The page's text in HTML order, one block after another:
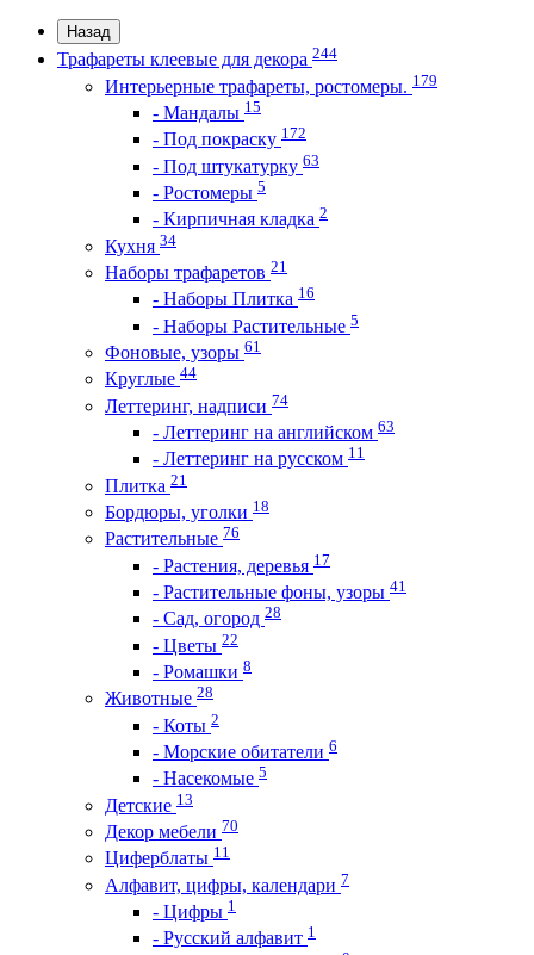
Назад
Трафареты клеевые для декора 244
Интерьерные трафареты, ростомеры. 179
- Мандалы 15
- Под покраску 172
- Под штукатурку 63
- Ростомеры 5
- Кирпичная кладка 2
Кухня 34
Наборы трафаретов 21
- Наборы Плитка 16
- Наборы Растительные 5
Фоновые, узоры 61
Круглые 44
Леттеринг, надписи 74
- Леттеринг на английском 63
- Леттеринг на русском 11
Плитка 21
Бордюры, уголки 18
Растительные 76
- Растения, деревья 17
- Растительные фоны, узоры 41
- Сад, огород 28
- Цветы 22
- Ромашки 8
Животные 28
- Коты 2
- Морские обитатели 6
- Насекомые 5
Детские 13
Декор мебели 70
Циферблаты 11
Алфавит, цифры, календари 7
- Цифры 1
- Русский алфавит 1